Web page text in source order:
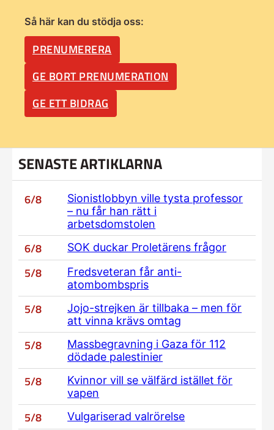
Så här kan du stödja oss:
PRENUMERERA
GE BORT PRENUMERATION
GE ETT BIDRAG
SENASTE ARTIKLARNA
6/8
Sionistlobbyn ville tysta professor
– nu får han rätt i
arbetsdomstolen
6/8 SOK duckar Proletärens frågor
5/8
Fredsveteran får anti-
atombombspris
5/8
Jojo-strejken är tillbaka – men för
att vinna krävs omtag
5/8
Massbegravning i Gaza för 112
dödade palestinier
5/8
Kvinnor vill se välfärd istället för
vapen
5/8 Vulgariserad valrörelse